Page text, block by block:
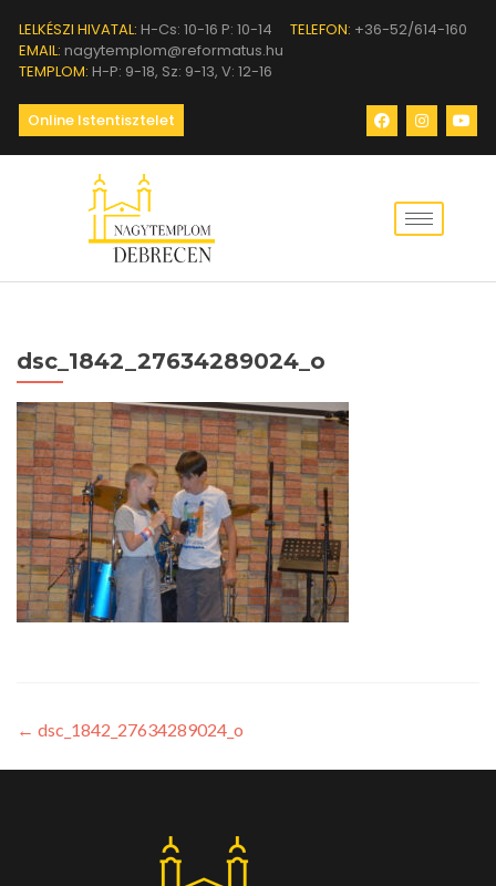
LELKÉSZI HIVATAL: H-Cs: 10-16 P: 10-14 TELEFON: +36-52/614-160
EMAIL: nagytemplom@reformatus.hu
TEMPLOM: H-P: 9-18, Sz: 9-13, V: 12-16
Online Istentisztelet
dsc_1842_27634289024_o
← dsc_1842_27634289024_o